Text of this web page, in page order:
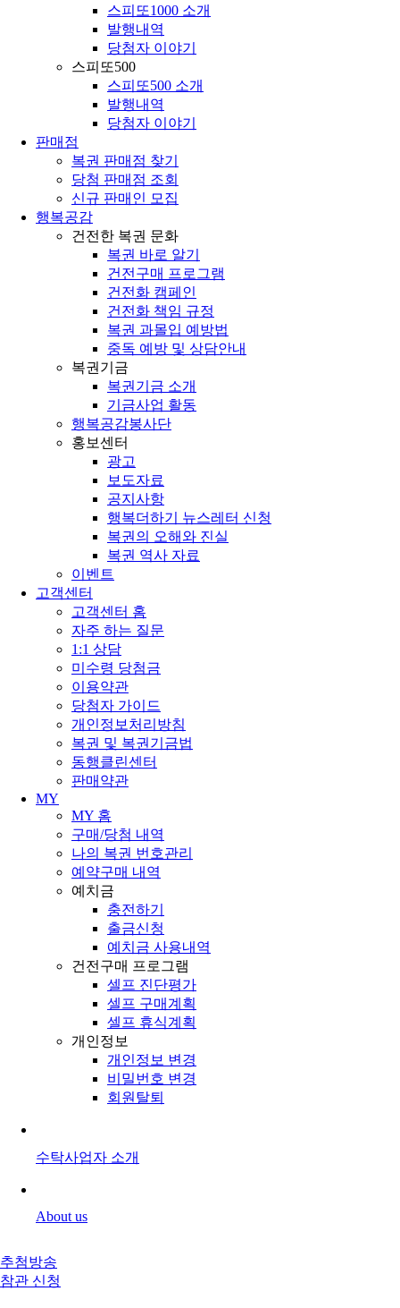
스피또1000 소개
발행내역
당첨자 이야기
스피또500
스피또500 소개
발행내역
당첨자 이야기
판매점
복권 판매점 찾기
당첨 판매점 조회
신규 판매인 모집
행복공감
건전한 복권 문화
복권 바로 알기
건전구매 프로그램
건전화 캠페인
건전화 책임 규정
복권 과몰입 예방법
중독 예방 및 상담안내
복권기금
복권기금 소개
기금사업 활동
행복공감봉사단
홍보센터
광고
보도자료
공지사항
행복더하기 뉴스레터 신청
복권의 오해와 진실
복권 역사 자료
이벤트
고객센터
고객센터 홈
자주 하는 질문
1:1 상담
미수령 당첨금
이용약관
당첨자 가이드
개인정보처리방침
복권 및 복권기금법
동행클린센터
판매약관
MY
MY 홈
구매/당첨 내역
나의 복권 번호관리
예약구매 내역
예치금
충전하기
출금신청
예치금 사용내역
건전구매 프로그램
셀프 진단평가
셀프 구매계획
셀프 휴식계획
개인정보
개인정보 변경
비밀번호 변경
회원탈퇴
수탁사업자 소개
About us
추첨방송
참관 신청